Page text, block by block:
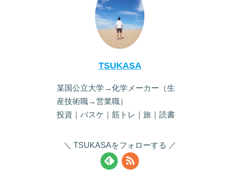
TSUKASA
某国公立大学→化学メーカー（生
産技術職→営業職）
投資｜バスケ｜筋トレ｜旅｜読書
TSUKASAをフォローする